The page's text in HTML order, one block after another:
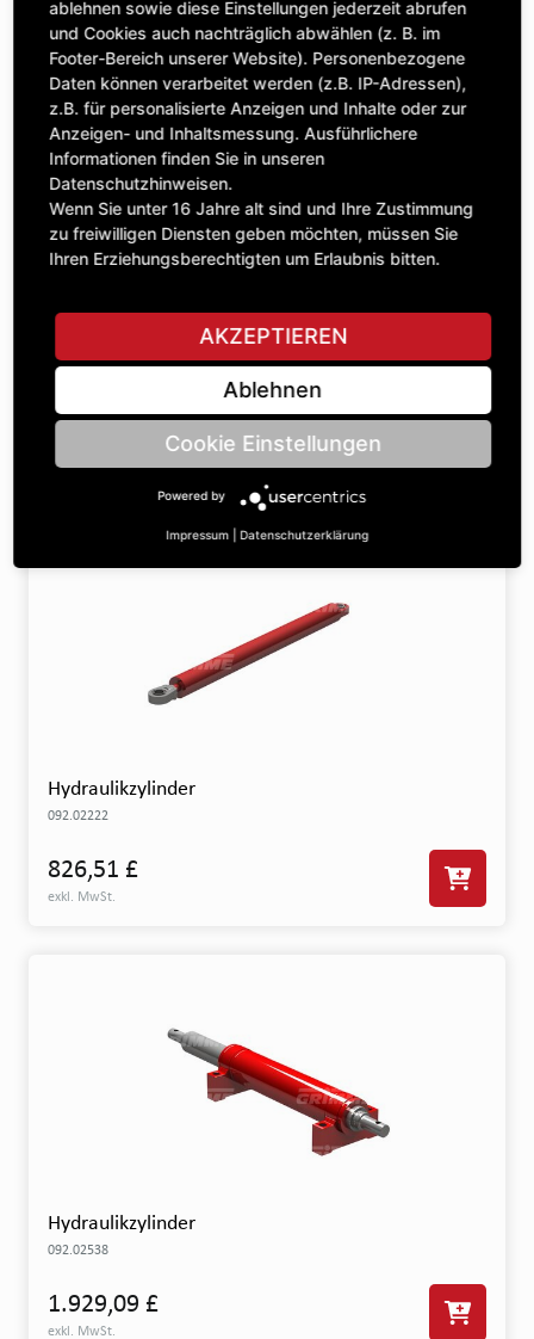
exkl. MwSt.
Hydraulikzylinder
968,70 £
exkl. MwSt.
Hydraulikzylinder
092.02222
826,51 £
exkl. MwSt.
Hydraulikzylinder
092.02538
1.929,09 £
exkl. MwSt.
ablehnen sowie diese Einstellungen jederzeit abrufen
und Cookies auch nachträglich abwählen (z. B. im
Footer-Bereich unserer Website). Personenbezogene
Daten können verarbeitet werden (z.B. IP-Adressen),
z.B. für personalisierte Anzeigen und Inhalte oder zur
Anzeigen- und Inhaltsmessung. Ausführlichere
Informationen finden Sie in unseren
Datenschutzhinweisen.
Wenn Sie unter 16 Jahre alt sind und Ihre Zustimmung
zu freiwilligen Diensten geben möchten, müssen Sie
Ihren Erziehungsberechtigten um Erlaubnis bitten.
AKZEPTIEREN
Ablehnen
Cookie Einstellungen
Powered by
Impressum Datenschutzerklärung